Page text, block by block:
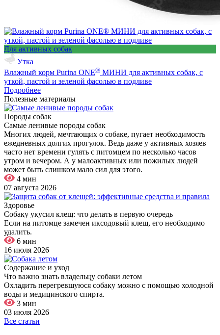
Для активных собак
Утка
Влажный корм Purina ONE® МИНИ для активных собак, с
уткой, пастой и зеленой фасолью в подливе
Подробнее
Полезные материалы
Породы собак
Самые ленивые породы собак
Многих людей, мечтающих о собаке, пугает необходимость
ежедневных долгих прогулок. Ведь даже у активных хозяев
часто нет времени гулять с питомцем по несколько часов
утром и вечером. А у малоактивных или пожилых людей
может быть слишком мало сил для этого.
4 мин
07 августа 2026
Здоровье
Собаку укусил клещ: что делать в первую очередь
Если на питомце замечен иксодовый клещ, его необходимо
удалить.
6 мин
16 июля 2026
Содержание и уход
Что важно знать владельцу собаки летом
Охладить перегревшуюся собаку можно с помощью холодной
воды и медицинского спирта.
3 мин
03 июля 2026
Все статьи